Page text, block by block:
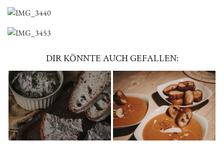
DIR KÖNNTE AUCH GEFALLEN: